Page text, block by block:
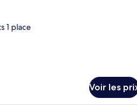
1 place
Voir les